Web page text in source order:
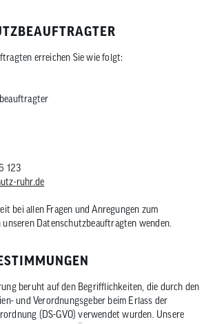
erreichen Sie wie folgt:
123
ruhr.de
bei allen Fragen und Anregungen zum
Datenschutzbeauftragten wenden.
beruht auf den Begrifflichkeiten, die durch den
und Verordnungsgeber beim Erlass der
(DS-GVO) verwendet wurden. Unsere